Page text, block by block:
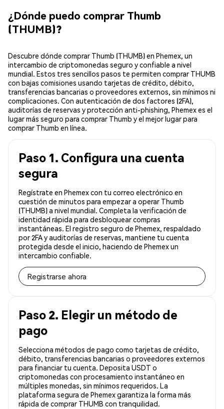
¿Dónde puedo comprar Thumb
(THUMB)?
Descubre dónde comprar Thumb (THUMB) en Phemex, un
intercambio de criptomonedas seguro y confiable a nivel
mundial. Estos tres sencillos pasos te permiten comprar THUMB
con bajas comisiones usando tarjetas de crédito, débito,
transferencias bancarias o proveedores externos, sin mínimos ni
complicaciones. Con autenticación de dos factores (2FA),
auditorías de reservas y protección anti-phishing, Phemex es el
lugar más seguro para comprar Thumb y el mejor lugar para
comprar Thumb en línea.
Paso 1. Configura una cuenta
segura
Regístrate en Phemex con tu correo electrónico en
cuestión de minutos para empezar a operar Thumb
(THUMB) a nivel mundial. Completa la verificación de
identidad rápida para desbloquear compras
instantáneas. El registro seguro de Phemex, respaldado
por 2FA y auditorías de reservas, mantiene tu cuenta
protegida desde el inicio, haciendo de Phemex un
intercambio confiable.
Registrarse ahora
Paso 2. Elegir un método de
pago
Selecciona métodos de pago como tarjetas de crédito,
débito, transferencias bancarias o proveedores externos
para financiar tu cuenta. Deposita USDT o
criptomonedas con procesamiento instantáneo en
múltiples monedas, sin mínimos requeridos. La
plataforma segura de Phemex garantiza la forma más
rápida de comprar THUMB con tranquilidad.